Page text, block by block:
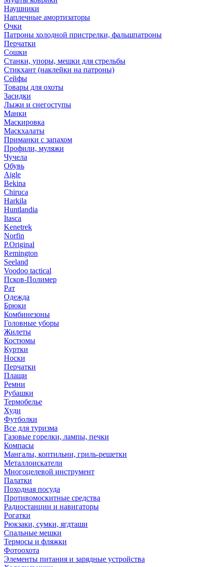
Наушники
Наплечные амортизаторы
Очки
Патроны холодной пристрелки, фальшпатроны
Перчатки
Сошки
Станки, упоры, мешки для стрельбы
Стикхант (наклейки на патроны)
Сейфы
Товары для охоты
Засидки
Лыжи и снегоступы
Манки
Маскировка
Маскхалаты
Приманки с запахом
Профили, муляжи
Чучела
Обувь
Aigle
Bekina
Chiruсa
Harkila
Huntlandia
Itasca
Kenetrek
Norfin
P.Original
Remington
Seeland
Voodoo tactical
Псков-Полимер
Рат
Одежда
Брюки
Комбинезоны
Головные уборы
Жилеты
Костюмы
Куртки
Носки
Перчатки
Плащи
Ремни
Рубашки
Термобелье
Худи
Футболки
Все для туризма
Газовые горелки, лампы, печки
Компасы
Мангалы, коптильни, гриль-решетки
Металлоискатели
Многоцелевой инструмент
Палатки
Походная посуда
Противомоскитные средства
Радиостанции и навигаторы
Рогатки
Рюкзаки, сумки, ягдташи
Спальные мешки
Термосы и фляжки
Фотоохота
Элементы питания и зарядные устройства